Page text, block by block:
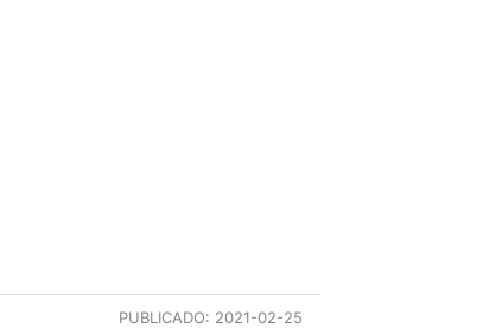
PUBLICADO: 2021-02-25